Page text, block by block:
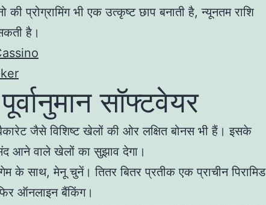
प्रोग्रामिंग भी एक उत्कृष्ट छाप बनाती है, न्यूनतम राशि
है।
सॉफ्टवेयर
जैसे विशिष्ट खेलों की ओर लक्षित बोनस भी हैं। इसके
आने वाले खेलों का सुझाव देगा।
के साथ, मेनू चुनें। तितर बितर प्रतीक एक प्राचीन पिरामिड
ऑनलाइन बैंकिंग।